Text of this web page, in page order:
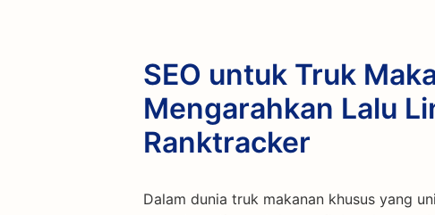
SEO untuk Truk
Mengarahkan Lalu
Ranktracker
Dalam dunia truk makanan khusus yang